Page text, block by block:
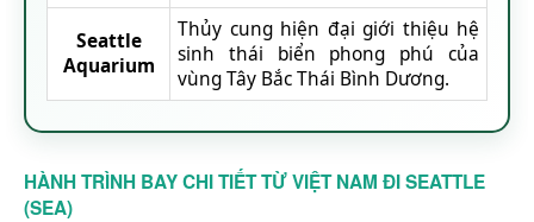
Seattle
Aquarium
Thủy cung hiện đại giới thiệu hệ
sinh thái biển phong phú của
vùng Tây Bắc Thái Bình Dương.
HÀNH TRÌNH BAY CHI TIẾT TỪ VIỆT NAM ĐI SEATTLE
(SEA)